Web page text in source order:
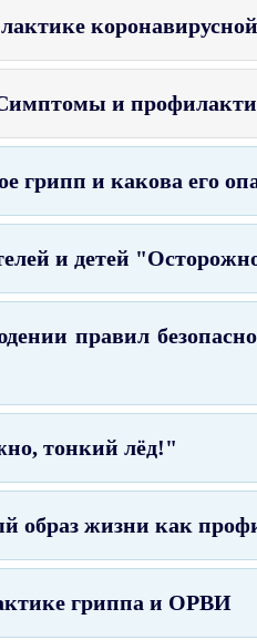
и
грипп и какова его
и детей
правил
тонкий лёд!"
образ жизни как
гриппа и ОРВИ